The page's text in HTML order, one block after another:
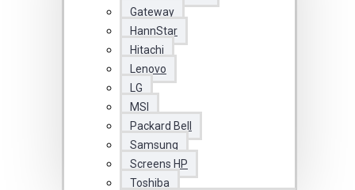
Gateway
HannStar
Hitachi
Lenovo
LG
MSI
Packard Bell
Samsung
Screens HP
Toshiba